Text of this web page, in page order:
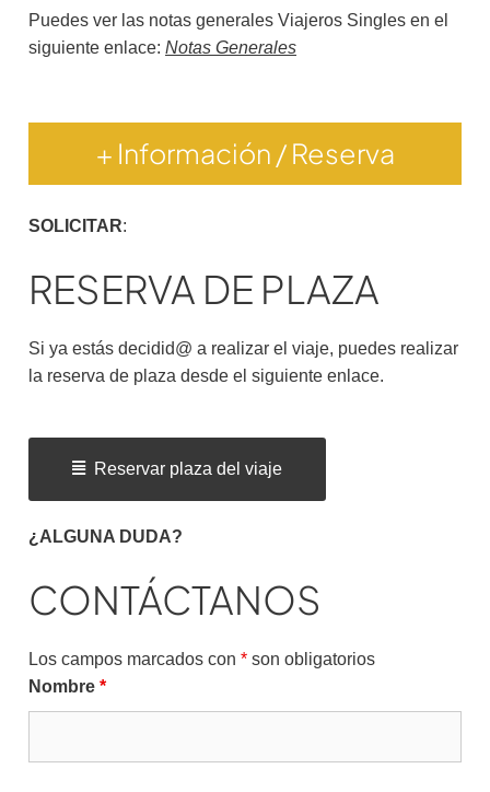
Puedes ver las notas generales Viajeros Singles en el
siguiente enlace: Notas Generales
+ Información / Reserva
SOLICITAR:
RESERVA DE PLAZA
Si ya estás decidid@ a realizar el viaje, puedes realizar
la reserva de plaza desde el siguiente enlace.
Reservar plaza del viaje
¿ALGUNA DUDA?
CONTÁCTANOS
Los campos marcados con * son obligatorios
Nombre *